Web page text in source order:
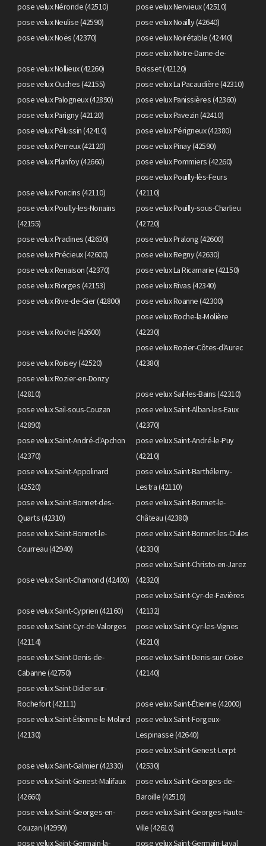
pose velux Néronde (42510)
pose velux Nervieux (42510)
pose velux Neulise (42590)
pose velux Noailly (42640)
pose velux Noës (42370)
pose velux Noirétable (42440)
pose velux Nollieux (42260)
pose velux Notre-Dame-de-
Boisset (42120)
pose velux Ouches (42155)
pose velux La Pacaudière (42310)
pose velux Palogneux (42890)
pose velux Panissières (42360)
pose velux Parigny (42120)
pose velux Pavezin (42410)
pose velux Pélussin (42410)
pose velux Périgneux (42380)
pose velux Perreux (42120)
pose velux Pinay (42590)
pose velux Planfoy (42660)
pose velux Pommiers (42260)
pose velux Poncins (42110)
pose velux Pouilly-lès-Feurs
(42110)
pose velux Pouilly-les-Nonains
(42155)
pose velux Pouilly-sous-Charlieu
(42720)
pose velux Pradines (42630)
pose velux Pralong (42600)
pose velux Précieux (42600)
pose velux Regny (42630)
pose velux Renaison (42370)
pose velux La Ricamarie (42150)
pose velux Riorges (42153)
pose velux Rivas (42340)
pose velux Rive-de-Gier (42800)
pose velux Roanne (42300)
pose velux Roche (42600)
pose velux Roche-la-Molière
(42230)
pose velux Roisey (42520)
pose velux Rozier-Côtes-d'Aurec
(42380)
pose velux Rozier-en-Donzy
(42810)
pose velux Sail-les-Bains (42310)
pose velux Sail-sous-Couzan
(42890)
pose velux Saint-Alban-les-Eaux
(42370)
pose velux Saint-André-d'Apchon
(42370)
pose velux Saint-André-le-Puy
(42210)
pose velux Saint-Appolinard
(42520)
pose velux Saint-Barthélemy-
Lestra (42110)
pose velux Saint-Bonnet-des-
Quarts (42310)
pose velux Saint-Bonnet-le-
Château (42380)
pose velux Saint-Bonnet-le-
Courreau (42940)
pose velux Saint-Bonnet-les-Oules
(42330)
pose velux Saint-Chamond (42400)
pose velux Saint-Christo-en-Jarez
(42320)
pose velux Saint-Cyprien (42160)
pose velux Saint-Cyr-de-Favières
(42132)
pose velux Saint-Cyr-de-Valorges
(42114)
pose velux Saint-Cyr-les-Vignes
(42210)
pose velux Saint-Denis-de-
Cabanne (42750)
pose velux Saint-Denis-sur-Coise
(42140)
pose velux Saint-Didier-sur-
Rochefort (42111)
pose velux Saint-Étienne (42000)
pose velux Saint-Étienne-le-Molard
(42130)
pose velux Saint-Forgeux-
Lespinasse (42640)
pose velux Saint-Galmier (42330)
pose velux Saint-Genest-Lerpt
(42530)
pose velux Saint-Genest-Malifaux
(42660)
pose velux Saint-Georges-de-
Baroille (42510)
pose velux Saint-Georges-en-
Couzan (42990)
pose velux Saint-Georges-Haute-
Ville (42610)
pose velux Saint-Germain-la-
pose velux Saint-Germain-Laval